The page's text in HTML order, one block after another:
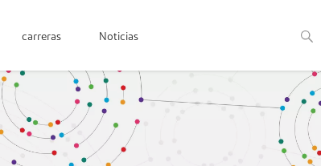
carreras Noticias